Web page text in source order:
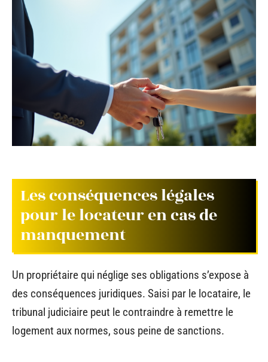
Les conséquences légales
pour le locateur en cas de
manquement
Un propriétaire qui néglige ses obligations s’expose à
des conséquences juridiques. Saisi par le locataire, le
tribunal judiciaire peut le contraindre à remettre le
logement aux normes, sous peine de sanctions.